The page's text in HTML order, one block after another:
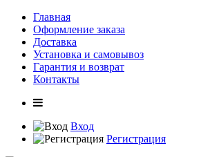
Главная
Оформление заказа
Доставка
Установка и самовывоз
Гарантия и возврат
Контакты
Вход
Регистрация